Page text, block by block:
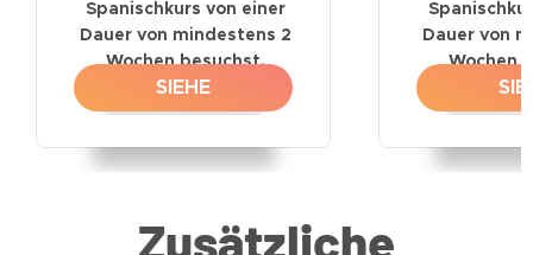
Spanischkurs von einer
Dauer von mindestens 2
Wochen besuchst.
SIEHE
Dauer von
Wochen
Zusätzliche